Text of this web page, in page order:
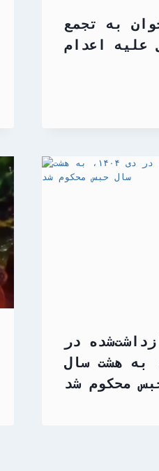
به تجمع
علیه اعدام
در
۱۴۰۴، به هشت سال
محکوم شد